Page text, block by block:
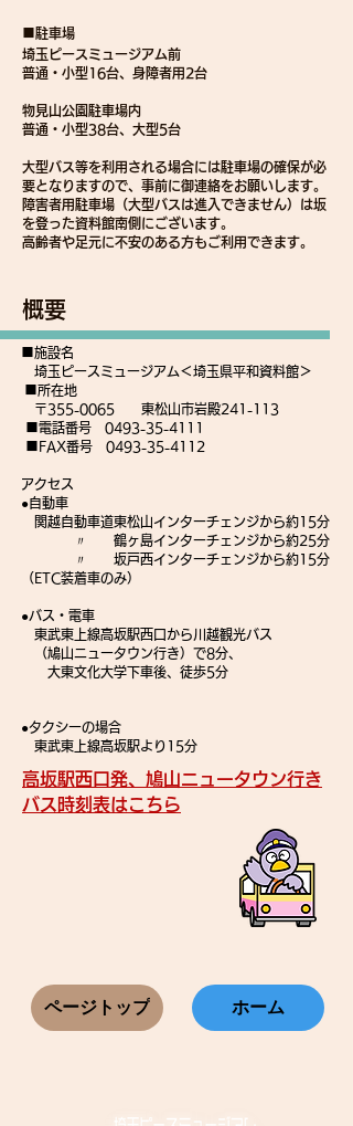
■駐車場
埼玉ピースミュージアム前
普通・小型16台、身障者用2台
物見山公園駐車場内
普通・小型38台、大型5台
大型バス等を利用される場合には駐車場の確保が必
要となりますので、事前に御連絡をお願いします。
障害者用駐車場（大型バスは進入できません）は坂
を登った資料館南側にございます。
高齢者や足元に不安のある方もご利用できます。
​概要
■施設名
埼玉ピースミュージアム＜埼玉県平和資料館＞
■所在地
〒355-0065 東松山市岩殿241-113
■電話番号 0493-35-4111
■FAX番号 0493-35-4112
​アクセス
●自動車
関越自動車道東松山インターチェンジから約15分
〃 鶴ヶ島インターチェンジから約25分
〃 坂戸西インターチェンジから約15分
（ETC装着車のみ）
●バス・電車
東武東上線高坂駅西口から川越観光バス
（鳩山ニュータウン行き）で8分、
大東文化大学下車後、徒歩5分​
●タクシーの場合
​ 東武東上線高坂駅より15分
高坂駅西口発、鳩山ニュータウン行き
バス時刻表はこちら
ページトップ ホーム